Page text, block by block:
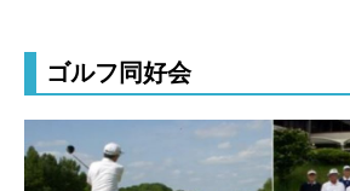
ゴルフ同好会